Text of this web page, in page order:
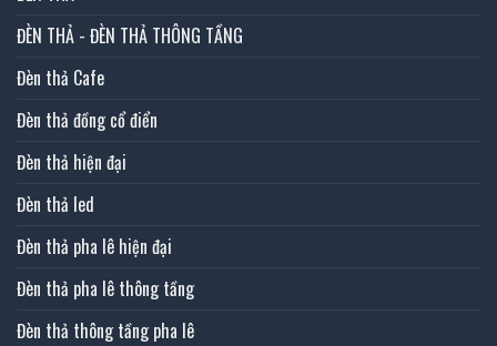
ĐÈN THẢ - ĐÈN THẢ THÔNG TẦNG
Đèn thả Cafe
Đèn thả đồng cổ điển
Đèn thả hiện đại
Đèn thả led
Đèn thả pha lê hiện đại
Đèn thả pha lê thông tầng
Đèn thả thông tầng pha lê